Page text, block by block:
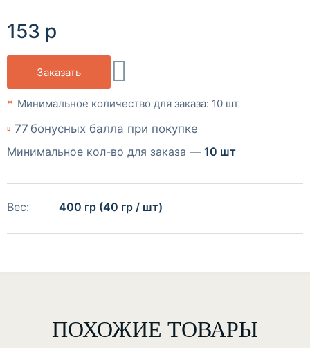
77 бонусных балла при покупке
Минимальное кол-во для заказа — 10 шт
Вес: 400 гр (40 гр / шт)
153 р
Заказать
Минимальное количество для заказа: 10 шт
ПОХОЖИЕ ТОВАРЫ